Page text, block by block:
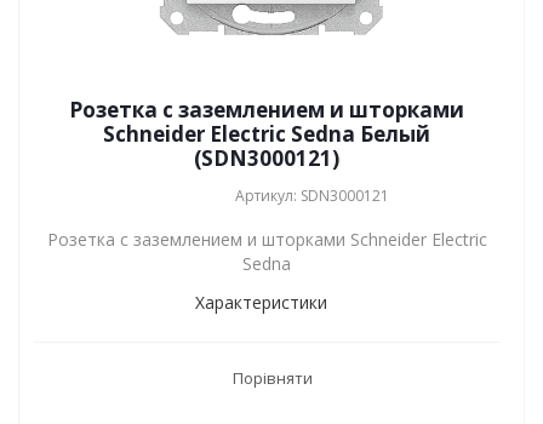
Розетка с заземлением и шторками
Schneider Electric Sedna Белый
(SDN3000121)
Артикул: SDN3000121
Розетка с заземлением и шторками Schneider Electric
Sedna
Характеристики
Порівняти